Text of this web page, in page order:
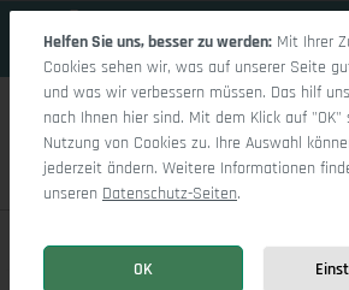
Marco LO Medium R
Helfen Sie uns, besser zu werden: Mit Ihrer
Cookies sehen wir, was auf unserer Seite
und was wir verbessern müssen. Das hilf
nach Ihnen hier sind. Mit dem Klick auf
Nutzung von Cookies zu. Ihre Auswahl
jederzeit ändern. Weitere Informationen
unseren Datenschutz-Seiten.
OK